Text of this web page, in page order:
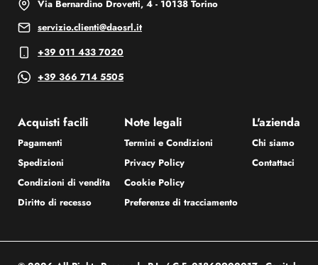
Via Bernardino Drovetti, 4 - 10138 Torino
servizio.clienti@daosrl.it
+39 011 433 7020
+39 366 714 5505
Acquisti facili
Pagamenti
Spedizioni
Condizioni di vendita
Diritto di recesso
Note legali
Termini e Condizioni
Privacy Policy
Cookie Policy
Preferenze di tracciamento
L'azienda
Chi siamo
Contattaci